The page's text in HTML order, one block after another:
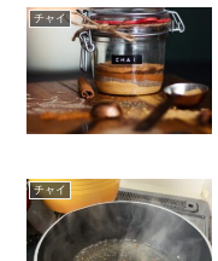
チャイ
チャイ